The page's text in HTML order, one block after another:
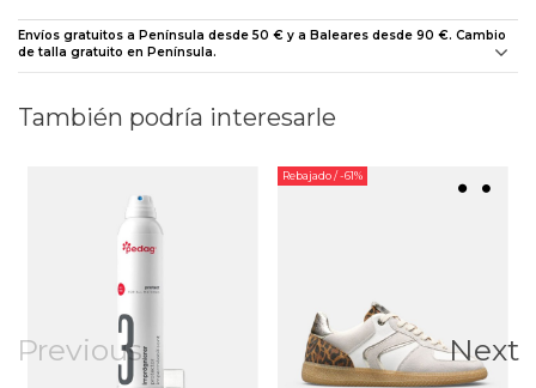
Envíos gratuitos a Península desde 50 € y a Baleares desde 90 €. Cambio
de talla gratuito en Península.
También podría interesarle
Previous
Rebajado/ -61%
Next